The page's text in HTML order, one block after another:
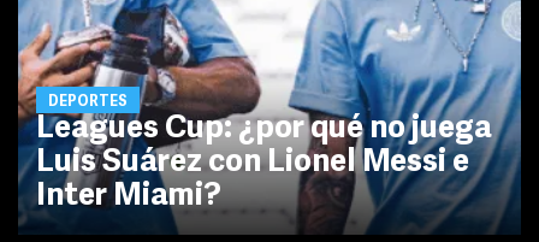
DEPORTES
Leagues Cup: ¿por qué no juega
Luis Suárez con Lionel Messi e
Inter Miami?